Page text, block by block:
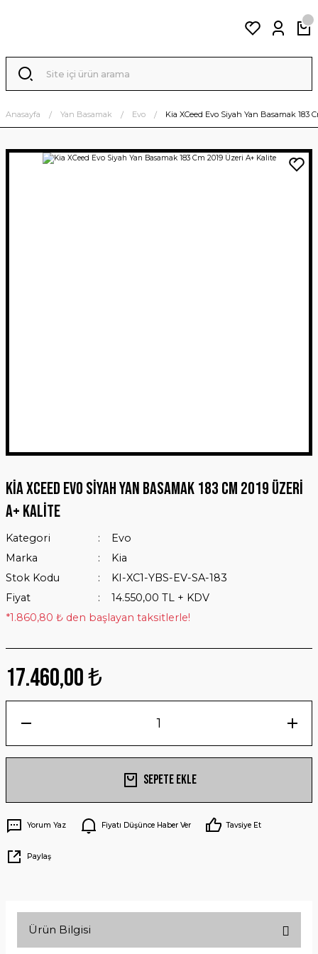
Anasayfa Yan Basamak Evo Kia XCeed Evo Siyah Yan Basamak 183
Kia XCeed Evo Siyah Yan Basamak 183 Cm 2019 Üzeri
A+ Kalite
Kategori
Evo
Marka
Kia
Stok Kodu
KI-XC1-YBS-EV-SA-183
Fiyat
14.550,00 TL + KDV
*1.860,80 ₺ den başlayan taksitlerle!
17.460,00 ₺
Sepete Ekle
Yorum Yaz Fiyatı Düşünce Haber Ver Tavsiye Et
Paylaş
Ürün Bilgisi